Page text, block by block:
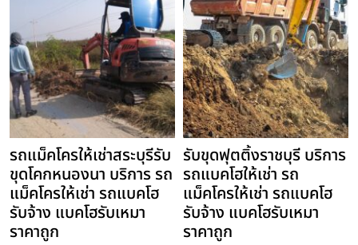
รถแม็คโครให้เช่าสระบุรีรับ
ขุดโคกหนองนา บริการ รถ
แม็คโครให้เช่า รถแบคโฮ
รับจ้าง แบคโฮรับเหมา
ราคาถูก
รับขุดฟุตติ้งราชบุรี บริการ
รถแบคโฮให้เช่า รถ
แม็คโครให้เช่า รถแบคโฮ
รับจ้าง แบคโฮรับเหมา
ราคาถูก